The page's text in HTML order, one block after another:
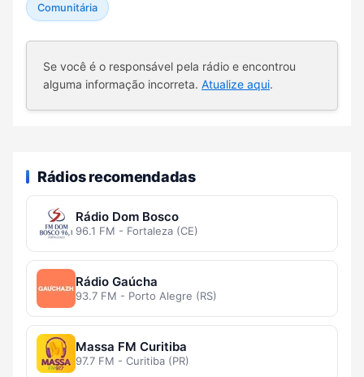
Comunitária
Se você é o responsável pela rádio e encontrou
alguma informação incorreta. Atualize aqui.
Rádios recomendadas
Rádio Dom Bosco
96.1 FM - Fortaleza (CE)
Rádio Gaúcha
93.7 FM - Porto Alegre (RS)
Massa FM Curitiba
97.7 FM - Curitiba (PR)